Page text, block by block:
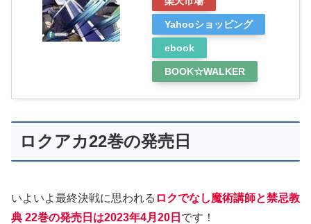
Yahooショッピング
ebook
BOOK☆WALKER
ロクアカ22巻の発売日
いよいよ最終決戦に思われる ロクでなし魔術講師と禁忌教
典 22巻の発売日は2023年4月20日 です！